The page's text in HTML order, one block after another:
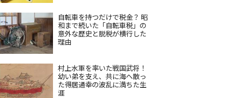
自転車を持つだけで税金？ 昭
和まで続いた「自転車税」の
意外な歴史と脱税が横行した
理由
村上水軍を率いた戦国武将！
幼い弟を支え、共に海へ散っ
た得居通幸の波乱に満ちた生
涯